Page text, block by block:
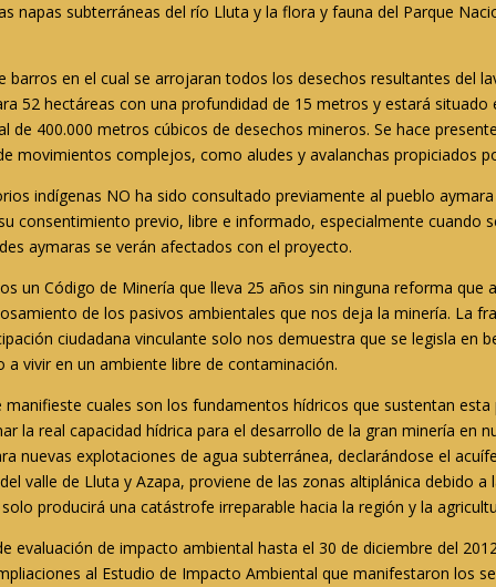
napas subterráneas del río Lluta y la flora y fauna del Parque
en el cual se arrojaran todos los desechos resultantes del
52 hectáreas con una profundidad de 15 metros y estará situado
400.000 metros cúbicos de desechos mineros. Se hace
movimientos complejos, como aludes y avalanchas propiciados
indígenas NO ha sido consultado previamente al pueblo
consentimiento previo, libre e informado, especialmente cuando
aymaras se verán afectados con el proyecto.
un Código de Minería que lleva 25 años sin ninguna reforma que
de los pasivos ambientales que nos deja la minería. La
ciudadana vinculante solo nos demuestra que se legisla en
vivir en un ambiente libre de contaminación.
manifieste cuales son los fundamentos hídricos que sustentan
la real capacidad hídrica para el desarrollo de la gran minería en
nuevas explotaciones de agua subterránea, declarándose el
valle de Lluta y Azapa, proviene de las zonas altiplánica debido
producirá una catástrofe irreparable hacia la región y la
evaluación de impacto ambiental hasta el 30 de diciembre del
al Estudio de Impacto Ambiental que manifestaron los